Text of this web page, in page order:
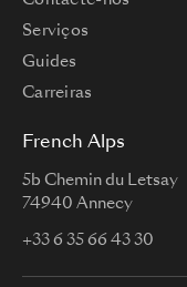
Serviços
Guides
Carreiras
French Alps
5b Chemin du Letsay
74940 Annecy
+33 6 35 66 43 30